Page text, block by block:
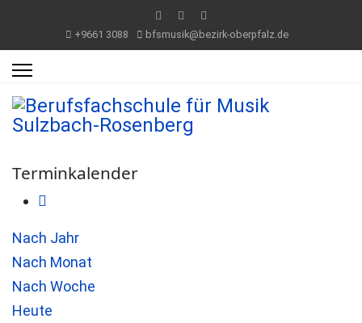
+9661 3088 bfsmusik@bezirk-oberpfalz.de
Terminkalender
Nach Jahr
Nach Monat
Nach Woche
Heute